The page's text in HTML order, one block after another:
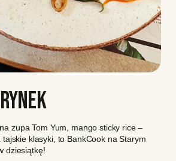
zupa Tom Yum, mango sticky rice –
klasyki, to BankCook na Starym
dziesiątkę!